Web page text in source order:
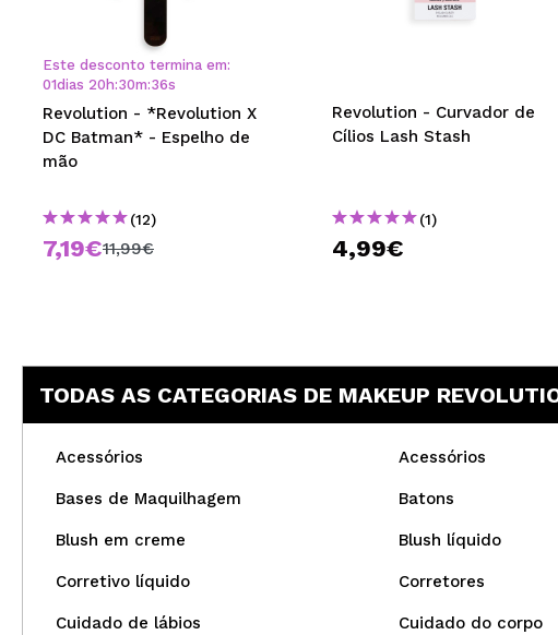
KOREA ZONE
TRAVEL SIZE
NATURE
DESCONTOS
BLOG
Este desconto termina em:
01dias 20 h:30m:35s
Revolution - *Revolution X
DC Batman* - Espelho de
mão
(12)
7,19€11,99€
Revolution - Curvador de
Cílios Lash Stash
(1)
4,99€
TODAS AS CATEGORIAS DE MAKEUP
Acessórios Acessórios
Bases de Maquilhagem Batons
Blush em creme Blush líquido
Corretivo líquido Corretores
Cuidado de lábios Cuidado do corpo